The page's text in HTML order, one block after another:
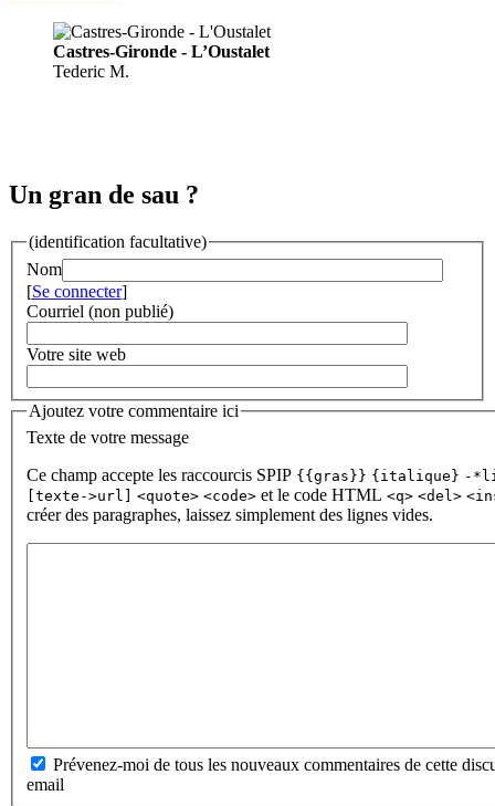
Castres-Gironde - L’Oustalet
Tederic M.
Un gran de sau ?
(identification facultative)
Nom
[Se connecter]
Courriel (non publié)
Votre site web
Ajoutez votre commentaire ici
Texte de votre message
Ce champ accepte les raccourcis SPIP {{gras}} {italique} -
[texte->url] <quote> <code> et le code HTML <q> <del>
créer des paragraphes, laissez simplement des lignes vides.
Prévenez-moi de tous les nouveaux commentaires de cette
email